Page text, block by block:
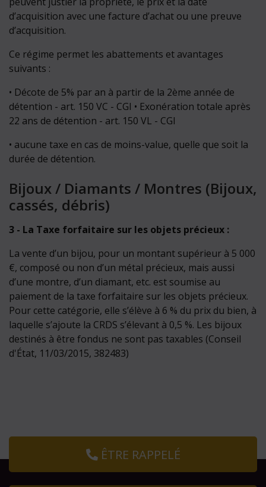
d’acquisition avec une facture d’achat ou une preuve
d’acquisition.
Ce régime permet les abattements et avantages
suivants :
• Décote de 5% par an à partir de la 2ème année de
détention - art. 150 VC - CGI • Exonération totale après
22 ans de détention - art. 150 VL - CGI
• aucune taxe en cas de moins-value, quelle que soit la
durée de détention.
Bijoux / Diamants / Montres (Bijoux,
cassés, débris)
3 - La Taxe forfaitaire sur les objets précieux :
La vente d’un bijou, pour un montant supérieur à 5 000
€, composé ou non d’un métal précieux, mais aussi
d’une montre, d’un diamant, etc. est soumise au
paiement de la taxe forfaitaire sur les objets précieux.
Pour cette catégorie, elle s’élève à 6 % du prix du bien, à
laquelle s’ajoute la CRDS s’élevant à 0,5 %. Les bijoux
destinés à être fondus ne sont pas taxables (Conseil
d'État, 11/03/2015, 382483)
ÊTRE RAPPELÉ